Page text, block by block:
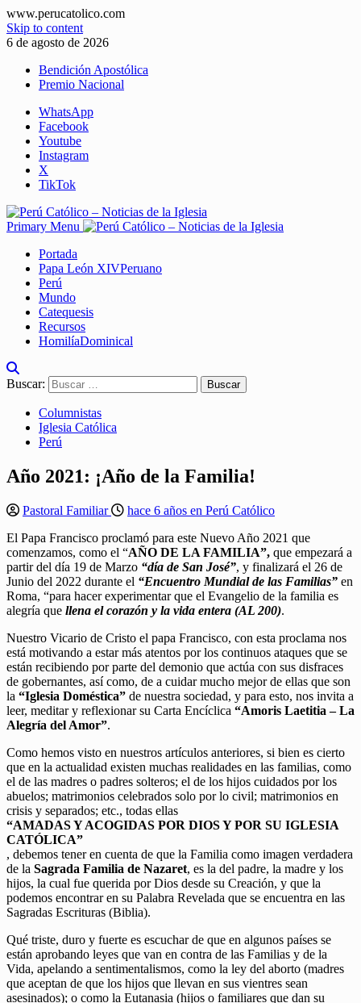
www.perucatolico.com
Skip to content
6 de agosto de 2026
Bendición Apostólica
Premio Nacional
WhatsApp
Facebook
Youtube
Instagram
X
TikTok
Primary Menu
Portada
Papa León XIVPeruano
Perú
Mundo
Catequesis
Recursos
HomilíaDominical
Buscar:
Columnistas
Iglesia Católica
Perú
Año 2021: ¡Año de la Familia!
Pastoral Familiar
hace 6 años en Perú Católico
El Papa Francisco proclamó para este Nuevo Año 2021 que
comenzamos, como el “AÑO DE LA FAMILIA”, que empezará a
partir del día 19 de Marzo “día de San José”, y finalizará el 26 de
Junio del 2022 durante el “Encuentro Mundial de las Familias” en
Roma, “para hacer experimentar que el Evangelio de la familia es
alegría que llena el corazón y la vida entera (AL 200).
Nuestro Vicario de Cristo el papa Francisco, con esta proclama nos
está motivando a estar más atentos por los continuos ataques que se
están recibiendo por parte del demonio que actúa con sus disfraces
de gobernantes, así como, de a cuidar mucho mejor de ellas que son
la “Iglesia Doméstica” de nuestra sociedad, y para esto, nos invita a
leer, meditar y reflexionar su Carta Encíclica “Amoris Laetitia – La
Alegría del Amor”.
Como hemos visto en nuestros artículos anteriores, si bien es cierto
que en la actualidad existen muchas realidades en las familias, como
el de las madres o padres solteros; el de los hijos cuidados por los
abuelos; matrimonios celebrados solo por lo civil; matrimonios en
crisis y separados; etc., todas ellas
“AMADAS Y ACOGIDAS POR DIOS Y POR SU IGLESIA
CATÓLICA”
, debemos tener en cuenta de que la Familia como imagen verdadera
de la Sagrada Familia de Nazaret, es la del padre, la madre y los
hijos, la cual fue querida por Dios desde su Creación, y que la
podemos encontrar en su Palabra Revelada que se encuentra en las
Sagradas Escrituras (Biblia).
Qué triste, duro y fuerte es escuchar de que en algunos países se
están aprobando leyes que van en contra de las Familias y de la
Vida, apelando a sentimentalismos, como la ley del aborto (madres
que aceptan de que los hijos que llevan en sus vientres sean
asesinados); o como la Eutanasia (hijos o familiares que dan su